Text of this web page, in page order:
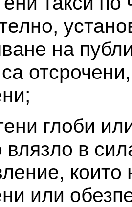
на
глоби
влязло в
които
или